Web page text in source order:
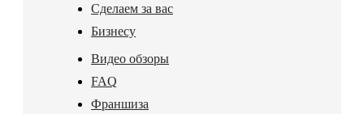
Сделаем за вас
Бизнесу
Видео обзоры
FAQ
Франшиза